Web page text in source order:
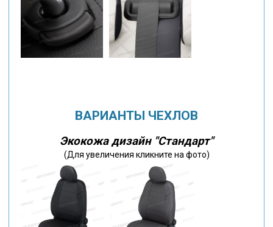
ВАРИАНТЫ ЧЕХЛОВ
Экокожа дизайн "Стандарт"
(Для увеличения кликните на фото)